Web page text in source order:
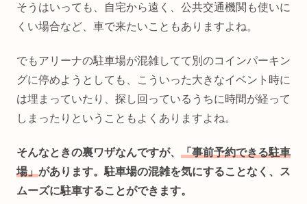
そうはいっても、自宅から遠く、公共交通機関も使いに
くい場合など、車で来たいこともありますよね。
でもアリーナの駐車場が混雑してて別のコインパーキン
グに停めようとしても、こういった大きなイベント時に
は埋まっていたり、探し回っているうちに時間が経って
しまったりということもよくありますよね。
そんなときの裏ワザなんですが、 「事前予約できる駐車
場」があります。駐車場の混雑を気にすることなく、ス
ムーズに駐車することができます。